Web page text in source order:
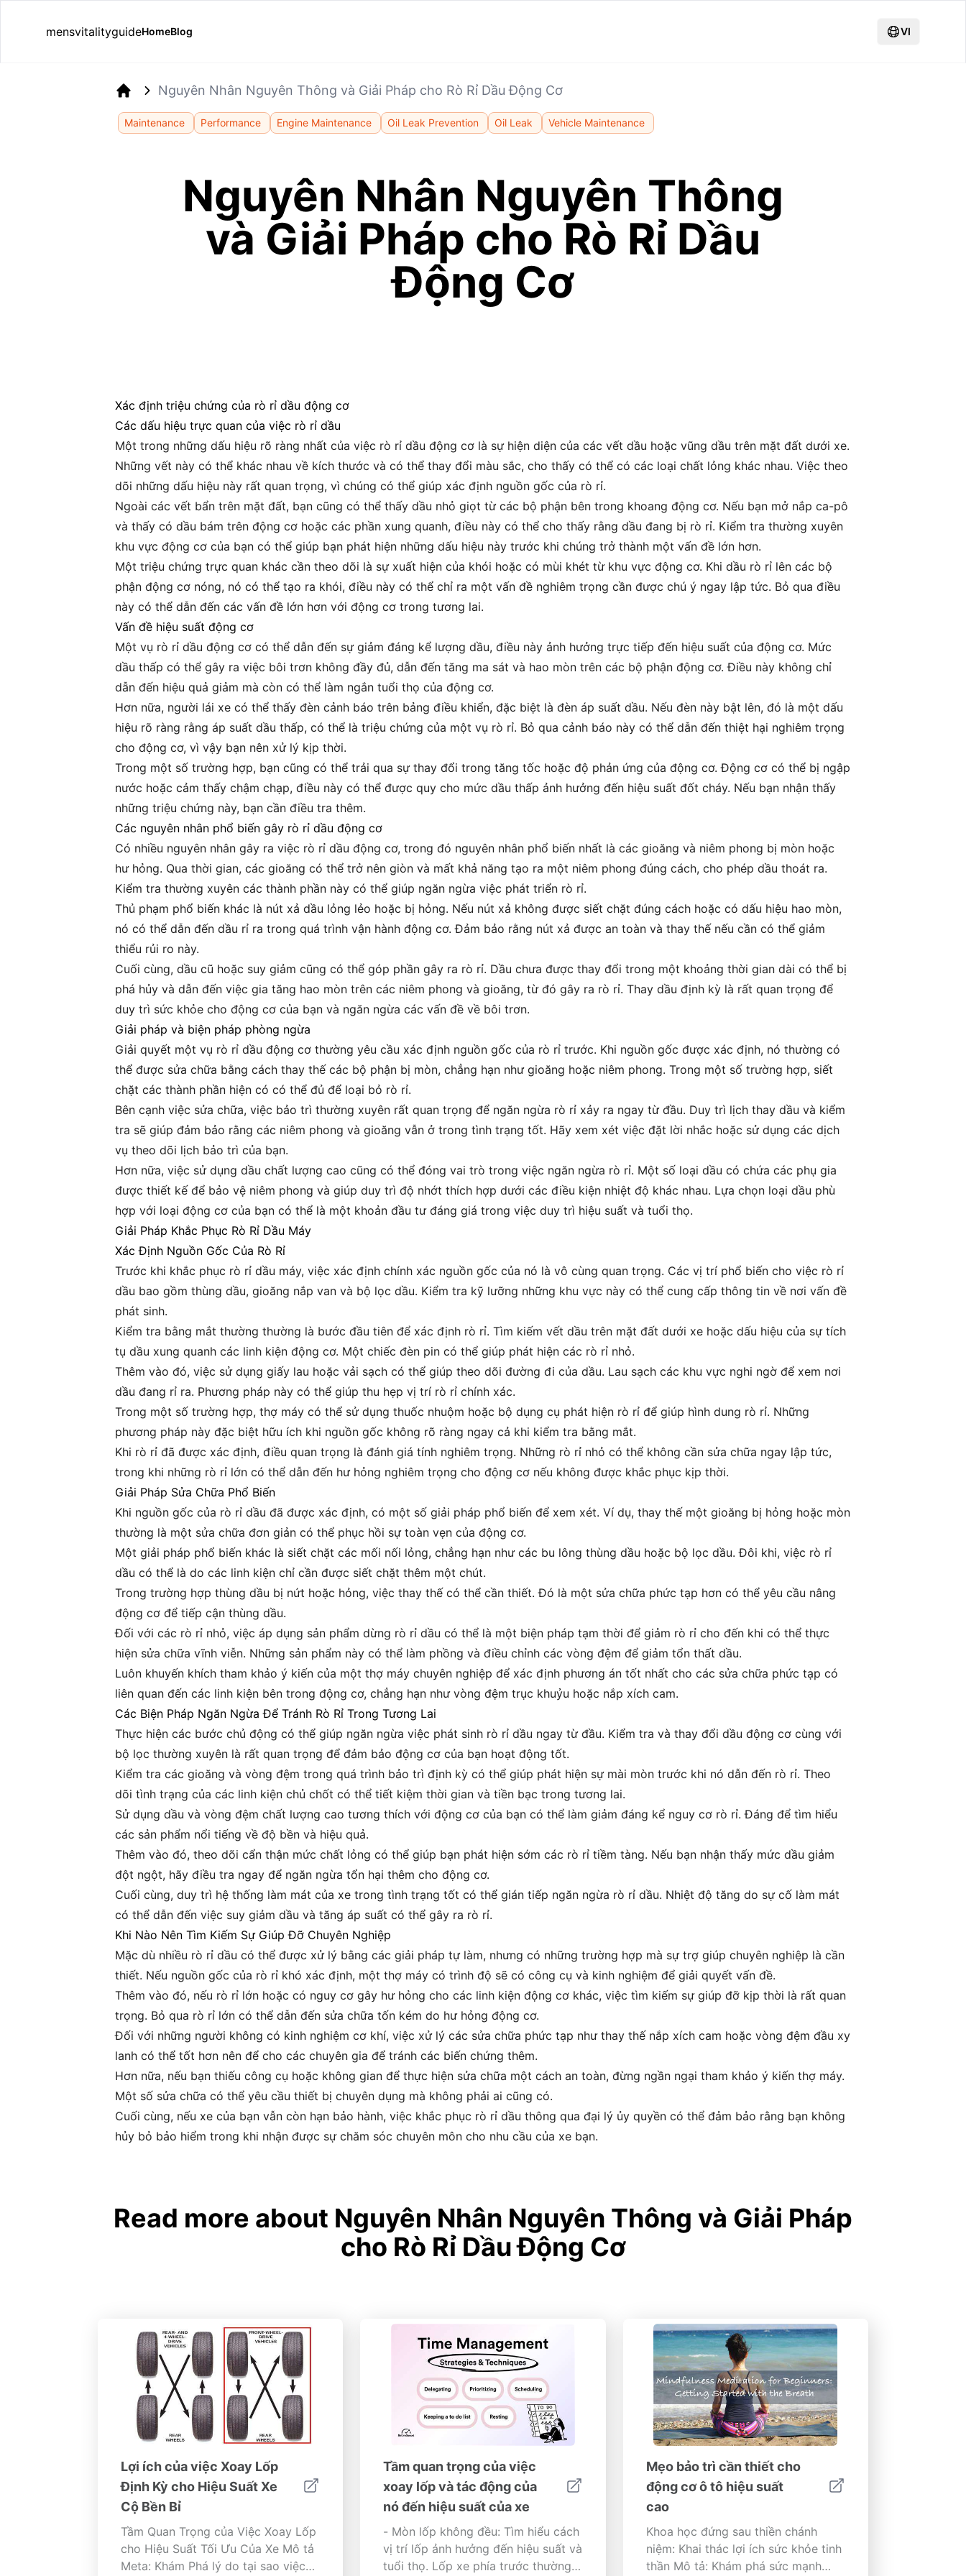
mensvitalityguideHomeBlog VI
Nguyên Nhân Nguyên Thông và Giải Pháp cho Rò Rỉ Dầu Động Cơ
Maintenance Performance Engine Maintenance Oil Leak Prevention Oil Leak Vehicle Maintenance
Nguyên Nhân Nguyên Thông
và Giải Pháp cho Rò Rỉ Dầu
Động Cơ
Xác định triệu chứng của rò rỉ dầu động cơ
Các dấu hiệu trực quan của việc rò rỉ dầu
Một trong những dấu hiệu rõ ràng nhất của việc rò rỉ dầu động cơ là sự hiện diện của các vết dầu hoặc vũng dầu trên mặt đất dưới xe.
Những vết này có thể khác nhau về kích thước và có thể thay đổi màu sắc, cho thấy có thể có các loại chất lỏng khác nhau. Việc theo
dõi những dấu hiệu này rất quan trọng, vì chúng có thể giúp xác định nguồn gốc của rò rỉ.
Ngoài các vết bẩn trên mặt đất, bạn cũng có thể thấy dầu nhỏ giọt từ các bộ phận bên trong khoang động cơ. Nếu bạn mở nắp ca-pô
và thấy có dầu bám trên động cơ hoặc các phần xung quanh, điều này có thể cho thấy rằng dầu đang bị rò rỉ. Kiểm tra thường xuyên
khu vực động cơ của bạn có thể giúp bạn phát hiện những dấu hiệu này trước khi chúng trở thành một vấn đề lớn hơn.
Một triệu chứng trực quan khác cần theo dõi là sự xuất hiện của khói hoặc có mùi khét từ khu vực động cơ. Khi dầu rò rỉ lên các bộ
phận động cơ nóng, nó có thể tạo ra khói, điều này có thể chỉ ra một vấn đề nghiêm trọng cần được chú ý ngay lập tức. Bỏ qua điều
này có thể dẫn đến các vấn đề lớn hơn với động cơ trong tương lai.
Vấn đề hiệu suất động cơ
Một vụ rò rỉ dầu động cơ có thể dẫn đến sự giảm đáng kể lượng dầu, điều này ảnh hưởng trực tiếp đến hiệu suất của động cơ. Mức
dầu thấp có thể gây ra việc bôi trơn không đầy đủ, dẫn đến tăng ma sát và hao mòn trên các bộ phận động cơ. Điều này không chỉ
dẫn đến hiệu quả giảm mà còn có thể làm ngắn tuổi thọ của động cơ.
Hơn nữa, người lái xe có thể thấy đèn cảnh báo trên bảng điều khiển, đặc biệt là đèn áp suất dầu. Nếu đèn này bật lên, đó là một dấu
hiệu rõ ràng rằng áp suất dầu thấp, có thể là triệu chứng của một vụ rò rỉ. Bỏ qua cảnh báo này có thể dẫn đến thiệt hại nghiêm trọng
cho động cơ, vì vậy bạn nên xử lý kịp thời.
Trong một số trường hợp, bạn cũng có thể trải qua sự thay đổi trong tăng tốc hoặc độ phản ứng của động cơ. Động cơ có thể bị ngập
nước hoặc cảm thấy chậm chạp, điều này có thể được quy cho mức dầu thấp ảnh hưởng đến hiệu suất đốt cháy. Nếu bạn nhận thấy
những triệu chứng này, bạn cần điều tra thêm.
Các nguyên nhân phổ biến gây rò rỉ dầu động cơ
Có nhiều nguyên nhân gây ra việc rò rỉ dầu động cơ, trong đó nguyên nhân phổ biến nhất là các gioăng và niêm phong bị mòn hoặc
hư hỏng. Qua thời gian, các gioăng có thể trở nên giòn và mất khả năng tạo ra một niêm phong đúng cách, cho phép dầu thoát ra.
Kiểm tra thường xuyên các thành phần này có thể giúp ngăn ngừa việc phát triển rò rỉ.
Thủ phạm phổ biến khác là nút xả dầu lỏng lẻo hoặc bị hỏng. Nếu nút xả không được siết chặt đúng cách hoặc có dấu hiệu hao mòn,
nó có thể dẫn đến dầu rỉ ra trong quá trình vận hành động cơ. Đảm bảo rằng nút xả được an toàn và thay thế nếu cần có thể giảm
thiểu rủi ro này.
Cuối cùng, dầu cũ hoặc suy giảm cũng có thể góp phần gây ra rò rỉ. Dầu chưa được thay đổi trong một khoảng thời gian dài có thể bị
phá hủy và dẫn đến việc gia tăng hao mòn trên các niêm phong và gioăng, từ đó gây ra rò rỉ. Thay dầu định kỳ là rất quan trọng để
duy trì sức khỏe cho động cơ của bạn và ngăn ngừa các vấn đề về bôi trơn.
Giải pháp và biện pháp phòng ngừa
Giải quyết một vụ rò rỉ dầu động cơ thường yêu cầu xác định nguồn gốc của rò rỉ trước. Khi nguồn gốc được xác định, nó thường có
thể được sửa chữa bằng cách thay thế các bộ phận bị mòn, chẳng hạn như gioăng hoặc niêm phong. Trong một số trường hợp, siết
chặt các thành phần hiện có có thể đủ để loại bỏ rò rỉ.
Bên cạnh việc sửa chữa, việc bảo trì thường xuyên rất quan trọng để ngăn ngừa rò rỉ xảy ra ngay từ đầu. Duy trì lịch thay dầu và kiểm
tra sẽ giúp đảm bảo rằng các niêm phong và gioăng vẫn ở trong tình trạng tốt. Hãy xem xét việc đặt lời nhắc hoặc sử dụng các dịch
vụ theo dõi lịch bảo trì của bạn.
Hơn nữa, việc sử dụng dầu chất lượng cao cũng có thể đóng vai trò trong việc ngăn ngừa rò rỉ. Một số loại dầu có chứa các phụ gia
được thiết kế để bảo vệ niêm phong và giúp duy trì độ nhớt thích hợp dưới các điều kiện nhiệt độ khác nhau. Lựa chọn loại dầu phù
hợp với loại động cơ của bạn có thể là một khoản đầu tư đáng giá trong việc duy trì hiệu suất và tuổi thọ.
Giải Pháp Khắc Phục Rò Rỉ Dầu Máy
Xác Định Nguồn Gốc Của Rò Rỉ
Trước khi khắc phục rò rỉ dầu máy, việc xác định chính xác nguồn gốc của nó là vô cùng quan trọng. Các vị trí phổ biến cho việc rò rỉ
dầu bao gồm thùng dầu, gioăng nắp van và bộ lọc dầu. Kiểm tra kỹ lưỡng những khu vực này có thể cung cấp thông tin về nơi vấn đề
phát sinh.
Kiểm tra bằng mắt thường thường là bước đầu tiên để xác định rò rỉ. Tìm kiếm vết dầu trên mặt đất dưới xe hoặc dấu hiệu của sự tích
tụ dầu xung quanh các linh kiện động cơ. Một chiếc đèn pin có thể giúp phát hiện các rò rỉ nhỏ.
Thêm vào đó, việc sử dụng giấy lau hoặc vải sạch có thể giúp theo dõi đường đi của dầu. Lau sạch các khu vực nghi ngờ để xem nơi
dầu đang rỉ ra. Phương pháp này có thể giúp thu hẹp vị trí rò rỉ chính xác.
Trong một số trường hợp, thợ máy có thể sử dụng thuốc nhuộm hoặc bộ dụng cụ phát hiện rò rỉ để giúp hình dung rò rỉ. Những
phương pháp này đặc biệt hữu ích khi nguồn gốc không rõ ràng ngay cả khi kiểm tra bằng mắt.
Khi rò rỉ đã được xác định, điều quan trọng là đánh giá tính nghiêm trọng. Những rò rỉ nhỏ có thể không cần sửa chữa ngay lập tức,
trong khi những rò rỉ lớn có thể dẫn đến hư hỏng nghiêm trọng cho động cơ nếu không được khắc phục kịp thời.
Giải Pháp Sửa Chữa Phổ Biến
Khi nguồn gốc của rò rỉ dầu đã được xác định, có một số giải pháp phổ biến để xem xét. Ví dụ, thay thế một gioăng bị hỏng hoặc mòn
thường là một sửa chữa đơn giản có thể phục hồi sự toàn vẹn của động cơ.
Một giải pháp phổ biến khác là siết chặt các mối nối lỏng, chẳng hạn như các bu lông thùng dầu hoặc bộ lọc dầu. Đôi khi, việc rò rỉ
dầu có thể là do các linh kiện chỉ cần được siết chặt thêm một chút.
Trong trường hợp thùng dầu bị nứt hoặc hỏng, việc thay thế có thể cần thiết. Đó là một sửa chữa phức tạp hơn có thể yêu cầu nâng
động cơ để tiếp cận thùng dầu.
Đối với các rò rỉ nhỏ, việc áp dụng sản phẩm dừng rò rỉ dầu có thể là một biện pháp tạm thời để giảm rò rỉ cho đến khi có thể thực
hiện sửa chữa vĩnh viễn. Những sản phẩm này có thể làm phồng và điều chỉnh các vòng đệm để giảm tổn thất dầu.
Luôn khuyến khích tham khảo ý kiến của một thợ máy chuyên nghiệp để xác định phương án tốt nhất cho các sửa chữa phức tạp có
liên quan đến các linh kiện bên trong động cơ, chẳng hạn như vòng đệm trục khuỷu hoặc nắp xích cam.
Các Biện Pháp Ngăn Ngừa Để Tránh Rò Rỉ Trong Tương Lai
Thực hiện các bước chủ động có thể giúp ngăn ngừa việc phát sinh rò rỉ dầu ngay từ đầu. Kiểm tra và thay đổi dầu động cơ cùng với
bộ lọc thường xuyên là rất quan trọng để đảm bảo động cơ của bạn hoạt động tốt.
Kiểm tra các gioăng và vòng đệm trong quá trình bảo trì định kỳ có thể giúp phát hiện sự mài mòn trước khi nó dẫn đến rò rỉ. Theo
dõi tình trạng của các linh kiện chủ chốt có thể tiết kiệm thời gian và tiền bạc trong tương lai.
Sử dụng dầu và vòng đệm chất lượng cao tương thích với động cơ của bạn có thể làm giảm đáng kể nguy cơ rò rỉ. Đáng để tìm hiểu
các sản phẩm nổi tiếng về độ bền và hiệu quả.
Thêm vào đó, theo dõi cẩn thận mức chất lỏng có thể giúp bạn phát hiện sớm các rò rỉ tiềm tàng. Nếu bạn nhận thấy mức dầu giảm
đột ngột, hãy điều tra ngay để ngăn ngừa tổn hại thêm cho động cơ.
Cuối cùng, duy trì hệ thống làm mát của xe trong tình trạng tốt có thể gián tiếp ngăn ngừa rò rỉ dầu. Nhiệt độ tăng do sự cố làm mát
có thể dẫn đến việc suy giảm dầu và tăng áp suất có thể gây ra rò rỉ.
Khi Nào Nên Tìm Kiếm Sự Giúp Đỡ Chuyên Nghiệp
Mặc dù nhiều rò rỉ dầu có thể được xử lý bằng các giải pháp tự làm, nhưng có những trường hợp mà sự trợ giúp chuyên nghiệp là cần
thiết. Nếu nguồn gốc của rò rỉ khó xác định, một thợ máy có trình độ sẽ có công cụ và kinh nghiệm để giải quyết vấn đề.
Thêm vào đó, nếu rò rỉ lớn hoặc có nguy cơ gây hư hỏng cho các linh kiện động cơ khác, việc tìm kiếm sự giúp đỡ kịp thời là rất quan
trọng. Bỏ qua rò rỉ lớn có thể dẫn đến sửa chữa tốn kém do hư hỏng động cơ.
Đối với những người không có kinh nghiệm cơ khí, việc xử lý các sửa chữa phức tạp như thay thế nắp xích cam hoặc vòng đệm đầu xy
lanh có thể tốt hơn nên để cho các chuyên gia để tránh các biến chứng thêm.
Hơn nữa, nếu bạn thiếu công cụ hoặc không gian để thực hiện sửa chữa một cách an toàn, đừng ngần ngại tham khảo ý kiến thợ máy.
Một số sửa chữa có thể yêu cầu thiết bị chuyên dụng mà không phải ai cũng có.
Cuối cùng, nếu xe của bạn vẫn còn hạn bảo hành, việc khắc phục rò rỉ dầu thông qua đại lý ủy quyền có thể đảm bảo rằng bạn không
hủy bỏ bảo hiểm trong khi nhận được sự chăm sóc chuyên môn cho nhu cầu của xe bạn.
Read more about Nguyên Nhân Nguyên Thông và Giải Pháp
cho Rò Rỉ Dầu Động Cơ
Lợi ích của việc Xoay Lốp
Định Kỳ cho Hiệu Suất Xe
Cộ Bền Bỉ
Tầm Quan Trọng của Việc Xoay Lốp
cho Hiệu Suất Tối Ưu Của Xe Mô tả
Meta: Khám Phá lý do tại sao việc
Tầm quan trọng của việc
xoay lốp và tác động của
nó đến hiệu suất của xe
- Mòn lốp không đều: Tìm hiểu cách
vị trí lốp ảnh hưởng đến hiệu suất và
tuổi thọ. Lốp xe phía trước thường
Mẹo bảo trì cần thiết cho
động cơ ô tô hiệu suất
cao
Khoa học đứng sau thiền chánh
niệm: Khai thác lợi ích sức khỏe tinh
thần Mô tả: Khám phá sức mạnh